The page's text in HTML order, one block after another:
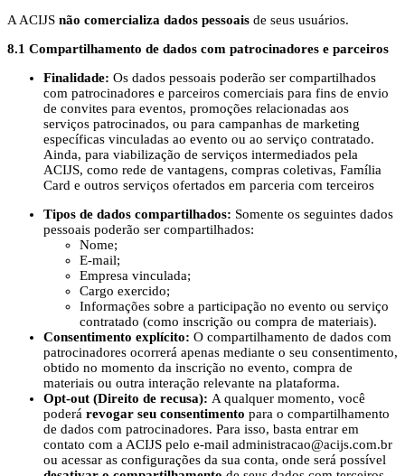
A ACIJS não comercializa dados pessoais de seus usuários.
8.1 Compartilhamento de dados com patrocinadores e parceiros
Finalidade: Os dados pessoais poderão ser compartilhados
com patrocinadores e parceiros comerciais para fins de envio
de convites para eventos, promoções relacionadas aos
serviços patrocinados, ou para campanhas de marketing
específicas vinculadas ao evento ou ao serviço contratado.
Ainda, para viabilização de serviços intermediados pela
ACIJS, como rede de vantagens, compras coletivas, Família
Card e outros serviços ofertados em parceria com terceiros
Tipos de dados compartilhados: Somente os seguintes dados
pessoais poderão ser compartilhados:
Nome;
E-mail;
Empresa vinculada;
Cargo exercido;
Informações sobre a participação no evento ou serviço
contratado (como inscrição ou compra de materiais).
Consentimento explícito: O compartilhamento de dados com
patrocinadores ocorrerá apenas mediante o seu consentimento,
obtido no momento da inscrição no evento, compra de
materiais ou outra interação relevante na plataforma.
Opt-out (Direito de recusa): A qualquer momento, você
poderá revogar seu consentimento para o compartilhamento
de dados com patrocinadores. Para isso, basta entrar em
contato com a ACIJS pelo e-mail administracao@acijs.com.br
ou acessar as configurações da sua conta, onde será possível